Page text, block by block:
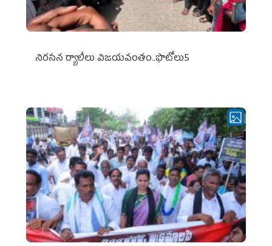
నిర‌స‌న ర్యాలీలు విజ‌య‌వంతం..ఫొటోలు5